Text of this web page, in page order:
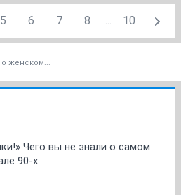
5 6 7 8 ... 10
женском...
Чего вы не знали о самом
90-х